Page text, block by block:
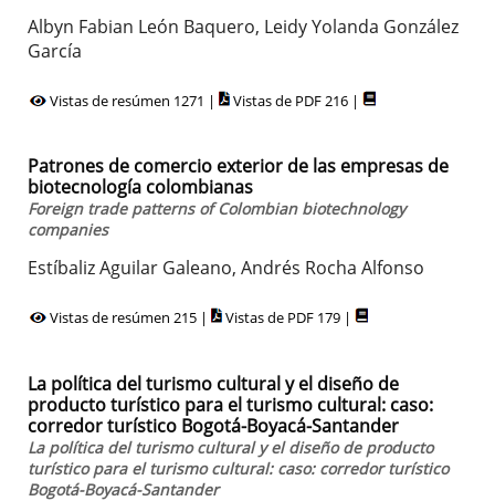
Albyn Fabian León Baquero, Leidy Yolanda González
García
Vistas de resúmen 1271 | Vistas de PDF 216 |
Patrones de comercio exterior de las empresas de
biotecnología colombianas
Foreign trade patterns of Colombian biotechnology
companies
Estíbaliz Aguilar Galeano, Andrés Rocha Alfonso
Vistas de resúmen 215 | Vistas de PDF 179 |
La política del turismo cultural y el diseño de
producto turístico para el turismo cultural: caso:
corredor turístico Bogotá-Boyacá-Santander
La política del turismo cultural y el diseño de producto
turístico para el turismo cultural: caso: corredor turístico
Bogotá-Boyacá-Santander